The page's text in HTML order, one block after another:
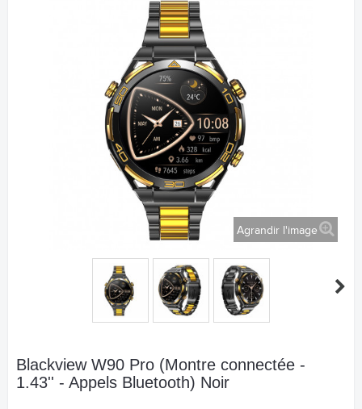
Agrandir l'image
Blackview W90 Pro (Montre connectée -
1.43'' - Appels Bluetooth) Noir